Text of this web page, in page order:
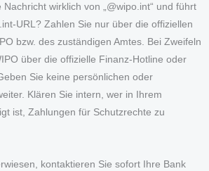
wirklich von „@wipo.int“ und führt
URL? Zahlen Sie nur über die offiziellen
bzw. des zuständigen Amtes. Bei Zweifeln
über die offizielle Finanz-Hotline oder
Sie keine persönlichen oder
Klären Sie intern, wer in Ihrem
ist, Zahlungen für Schutzrechte zu
kontaktieren Sie sofort Ihre Bank